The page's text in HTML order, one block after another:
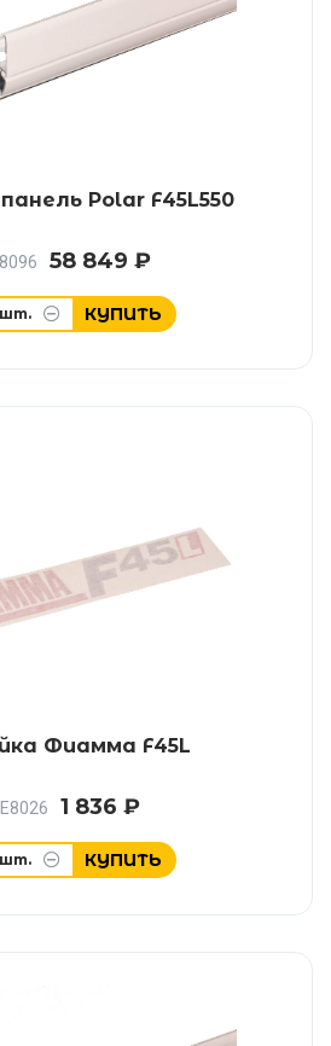
Polar F45L550
58 849 ₽
шт. КУПИТЬ
Фиамма F45L
E8026 1 836 ₽
шт. КУПИТЬ